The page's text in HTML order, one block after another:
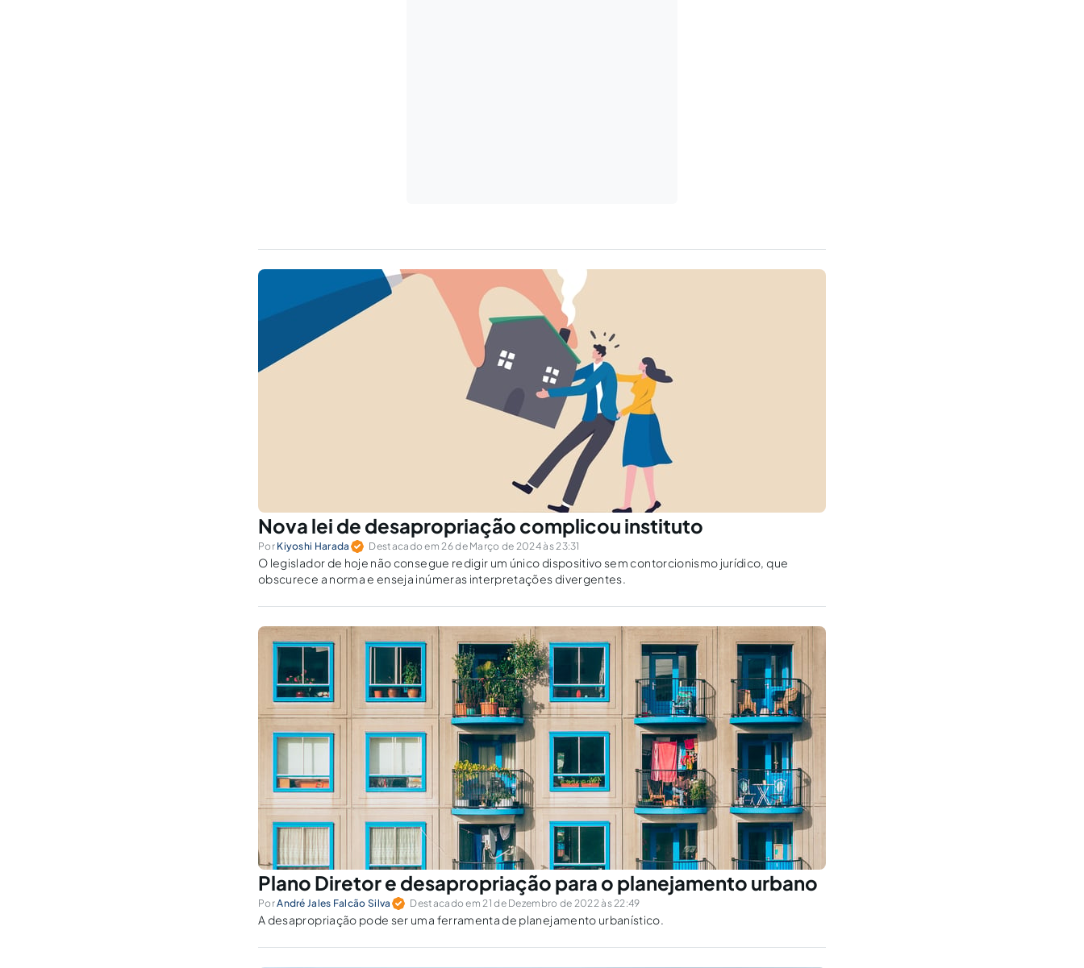
Nova lei de desapropriação complicou instituto
Por Kiyoshi Harada Destacado em 26 de Março de 2024 às 23:31
O legislador de hoje não consegue redigir um único dispositivo sem contorcionismo jurídico, que
obscurece a norma e enseja inúmeras interpretações divergentes.
Plano Diretor e desapropriação para o planejamento urbano
PorAndré Jales Falcão Silva Destacado em 21 de Dezembro de 2022 às 22:49
A desapropriação pode ser uma ferramenta de planejamento urbanístico.